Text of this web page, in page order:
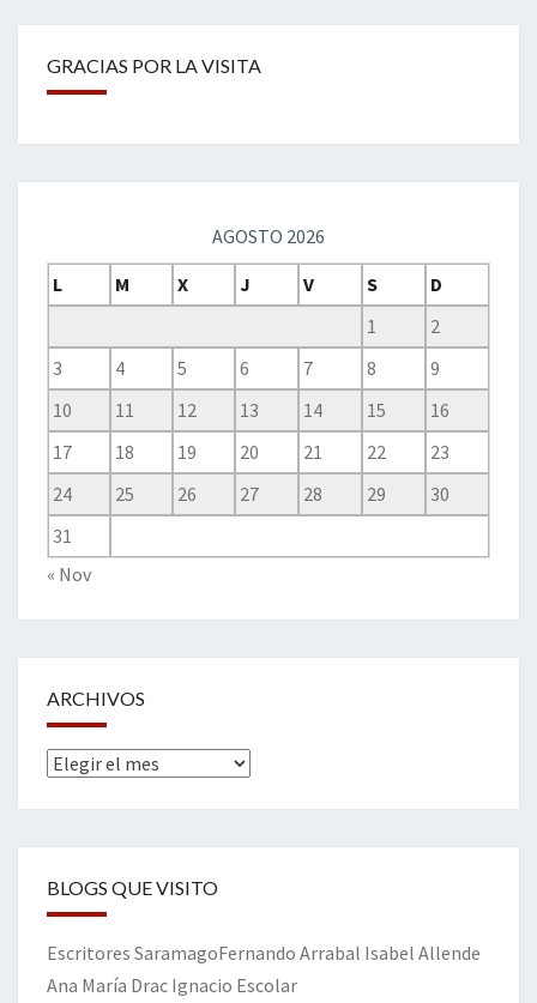
GRACIAS POR LA VISITA
AGOSTO 2026
L
M X J V S
D
1
2
3
4 5 6 7 8
9
10
11 12 13 14 15
16
17
18 19 20 21 22
23
24
25 26 27 28 29
30
31
« Nov
ARCHIVOS
Archivos
BLOGS QUE VISITO
Escritores SaramagoFernando Arrabal Isabel Allende
Ana María Drac Ignacio Escolar